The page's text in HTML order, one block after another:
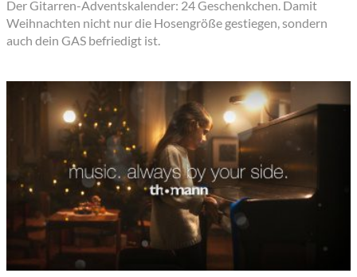
Der Gitarren-Adventskalender: 24 Geschenkchen. Damit
Weihnachten nicht nur die Hosengröße gestiegen, sondern
auch dein GAS befriedigt ist.